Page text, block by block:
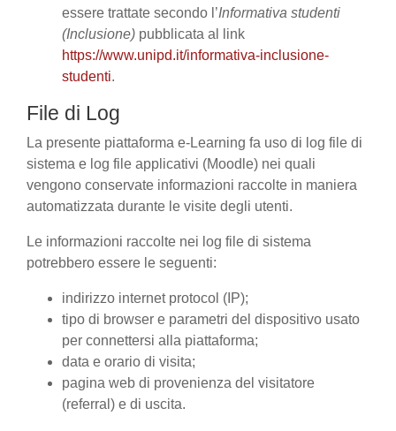
essere trattate secondo l’Informativa studenti
(Inclusione) pubblicata al link
https://www.unipd.it/informativa-inclusione-
studenti.
File di Log
La presente piattaforma e-Learning fa uso di log file di
sistema e log file applicativi (Moodle) nei quali
vengono conservate informazioni raccolte in maniera
automatizzata durante le visite degli utenti.
Le informazioni raccolte nei log file di sistema
potrebbero essere le seguenti:
indirizzo internet protocol (IP);
tipo di browser e parametri del dispositivo usato
per connettersi alla piattaforma;
data e orario di visita;
pagina web di provenienza del visitatore
(referral) e di uscita.